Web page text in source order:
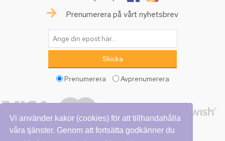
Vi använder kakor (cookies) för att tillhandahålla
våra tjänster. Genom att fortsätta godkänner du
Prenumerera på vårt nyhetsbrev
Prenumerera Avprenumerera